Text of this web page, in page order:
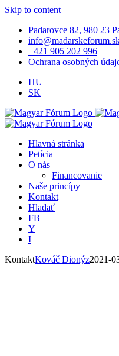
Skip to content
Padarovce 82, 980 23
+421 905 202 996
Ochrana osobných
HU
SK
Hlavná stránka
Petícia
O nás
Financovanie
Naše princípy
Kontakt
Hladať
FB
Y
I
KontaktKováč Dionýz2021-